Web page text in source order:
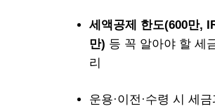
세액공제 한도(600만,
만) 등 꼭 알아야 할 세
리
운용·이전·수령 시 세